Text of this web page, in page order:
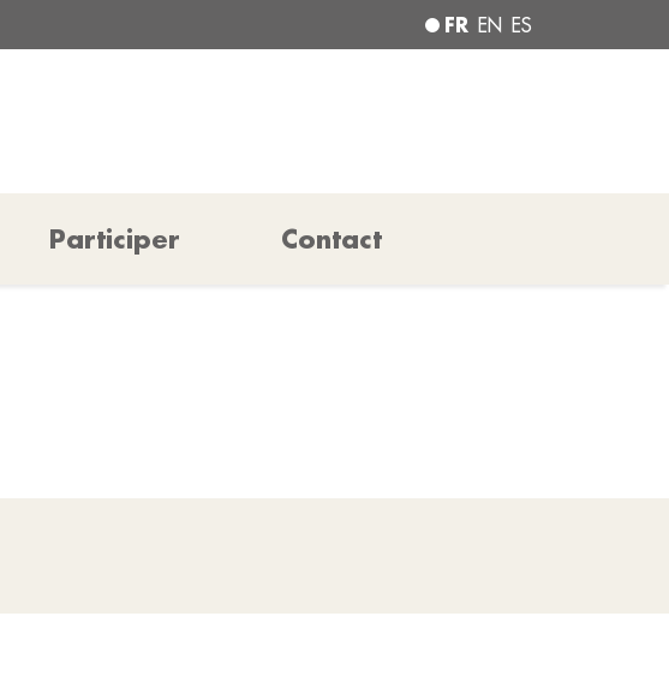
FR EN ES
Participer Contact